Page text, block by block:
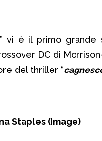
vi è il primo grande
DC di
del thriller “
Staples (Image)